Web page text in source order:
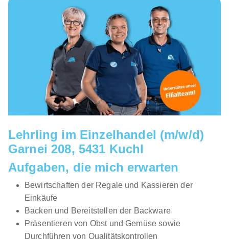
Lehrling im Einzelhandel (m/w/d)
Garnei 208, 5431 Kuchl
Aufgaben, die mich erwarten
Bewirtschaften der Regale und Kassieren der
Einkäufe
Backen und Bereitstellen der Backware
Präsentieren von Obst und Gemüse sowie
Durchführen von Qualitätskontrollen